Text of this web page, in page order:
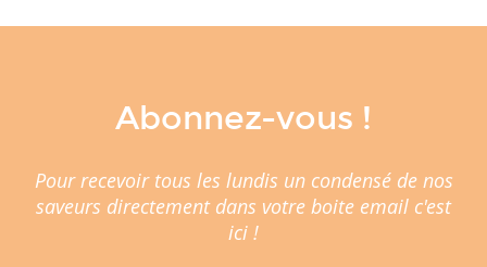
Abonnez-vous !
Pour recevoir tous les lundis un condensé de nos
saveurs directement dans votre boite email c'est
ici !